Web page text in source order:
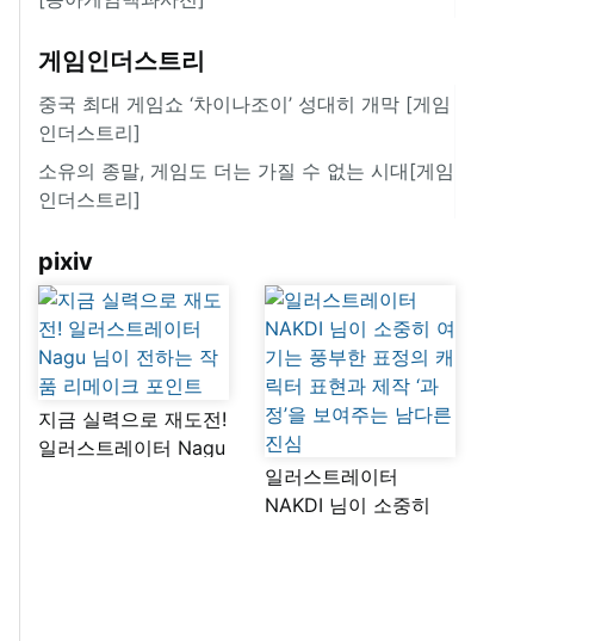
게임인더스트리
중국 최대 게임쇼 ‘차이나조이’ 성대히 개막 [게임
인더스트리]
소유의 종말, 게임도 더는 가질 수 없는 시대[게임
인더스트리]
pixiv
지금 실력으로 재도전!
일러스트레이터 Nagu
일러스트레이터
NAKDI 님이 소중히